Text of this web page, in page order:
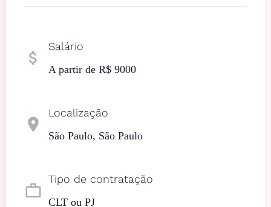
attach_money
Salário
A partir de R$ 9000
location_on
Localização
São Paulo, São Paulo
work_outline
Tipo de contratação
CLT ou PJ